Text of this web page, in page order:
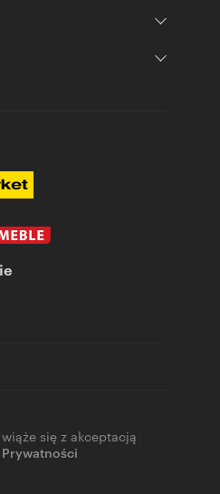
się z akceptacją